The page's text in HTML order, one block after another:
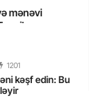
mənəvi
dəyişir
1201
kəşf edin: Bu